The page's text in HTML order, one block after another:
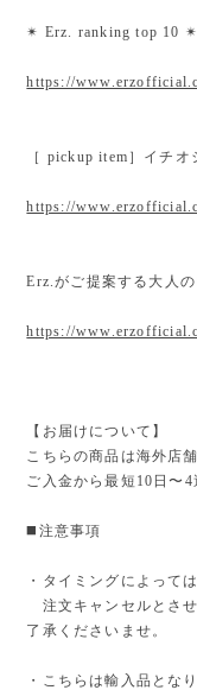
✴︎ Erz. ranking top 10
https://
［ pickup item］イチオ
https://
Erz.がご提案する大人
https://
【お届けについて】
こちらの商品は海外店
ご入金から最短10日〜
◼️注意事項
・タイミングによって
注文キャンセルとさ
了承くださいませ。
・こちらは輸入品とな